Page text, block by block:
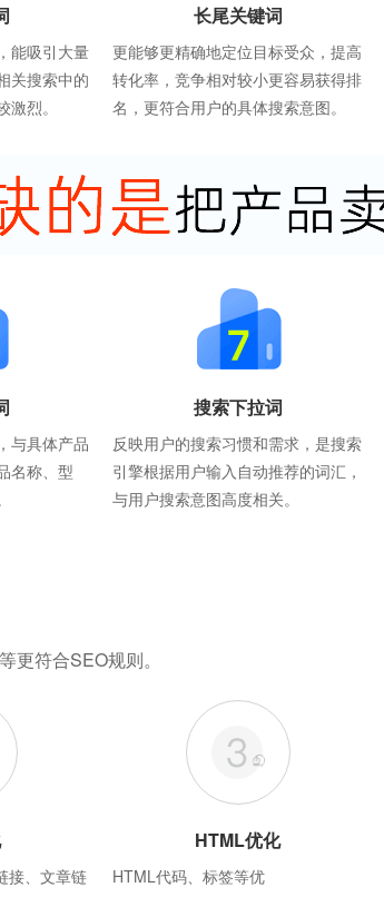
能吸引大量
关搜索中的
烈。
长尾关键词
更能够更精确地定位目标受众，提高
转化率，竞争相对较小更容易获得排
名，更符合用户的具体搜索意图。
与具体产品
名称、型
搜索下拉词
反映用户的搜索习惯和需求，是搜索
引擎根据用户输入自动推荐的词汇，
与用户搜索意图高度相关。
符合SEO规则。
接、文章链
HTML优化
HTML代码、标签等优